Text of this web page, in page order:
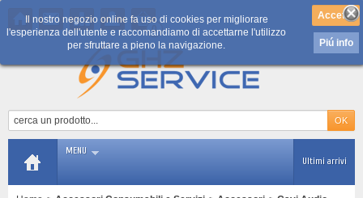
0
MENU
Ultimi arrivi
Il nostro negozio online fa uso di cookies per migliorare
l'esperienza dell'utente e raccomandiamo di accettarne l'utilizzo
per sfruttare a pieno la navigazione.
Piú info